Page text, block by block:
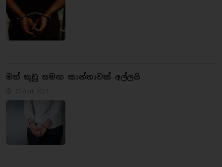
මත් කුඩු සමඟ කාන්තාවක් අල්ලයි
07 April 2023